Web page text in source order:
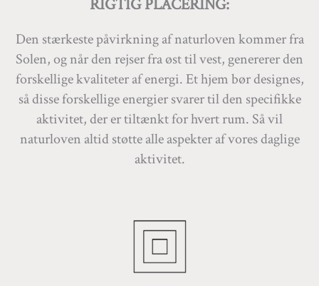
RIGTIG PLACERING:
Den stærkeste påvirkning af naturloven kommer fra
Solen, og når den rejser fra øst til vest, genererer den
forskellige kvaliteter af energi. Et hjem bør designes,
så disse forskellige energier svarer til den specifikke
aktivitet, der er tiltænkt for hvert rum. Så vil
naturloven altid støtte alle aspekter af vores daglige
aktivitet.